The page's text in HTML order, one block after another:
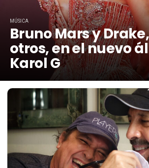
MÚSICA
Bruno Mars y
otros, en el nuevo
Karol G